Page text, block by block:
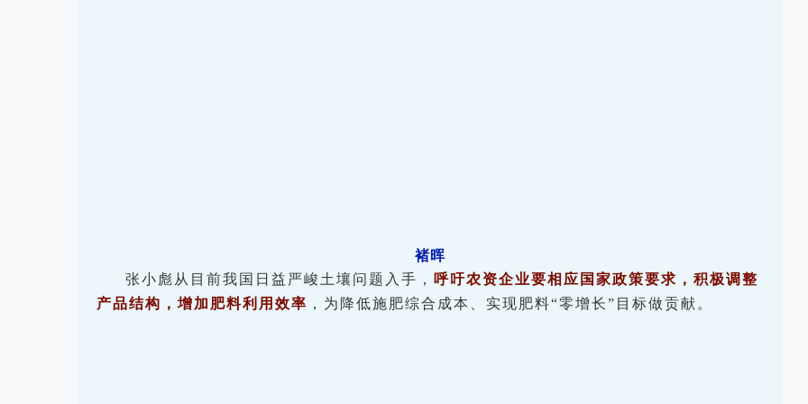
褚晖
张小彪从目前我国日益严峻土壤问题入手，
呼吁农资企业要相应国家政策要求，积极调整
产品结构，增加肥料利用效率 ，为降低施肥综合成本、实现肥料“零增长”目标做贡献。